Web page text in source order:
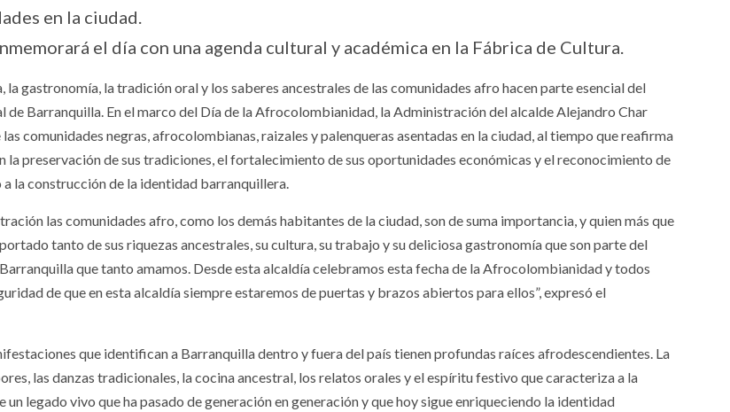
en la ciudad.
el día con una agenda cultural y académica en la Fábrica de Cultura.
la gastronomía, la tradición oral y los saberes ancestrales de las comunidades afro hacen parte esencial del
de Barranquilla. En el marco del Día de la Afrocolombianidad, la Administración del alcalde Alejandro Char
comunidades negras, afrocolombianas, raizales y palenqueras asentadas en la ciudad, al tiempo que reafirma
la preservación de sus tradiciones, el fortalecimiento de sus oportunidades económicas y el reconocimiento de
la construcción de la identidad barranquillera.
las comunidades afro, como los demás habitantes de la ciudad, son de suma importancia, y quien más que
tanto de sus riquezas ancestrales, su cultura, su trabajo y su deliciosa gastronomía que son parte del
que tanto amamos. Desde esta alcaldía celebramos esta fecha de la Afrocolombianidad y todos
de que en esta alcaldía siempre estaremos de puertas y brazos abiertos para ellos”, expresó el
que identifican a Barranquilla dentro y fuera del país tienen profundas raíces afrodescendientes. La
las danzas tradicionales, la cocina ancestral, los relatos orales y el espíritu festivo que caracteriza a la
un legado vivo que ha pasado de generación en generación y que hoy sigue enriqueciendo la identidad